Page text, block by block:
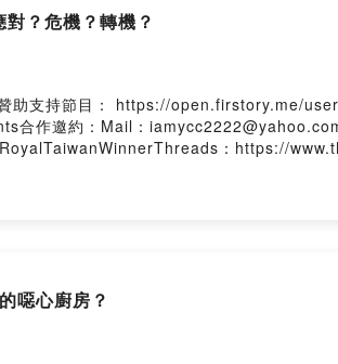
？危機？轉機？
助支持節目： https://open.firstory.me/
作邀約：Mail：
：https://
噁心廚房？